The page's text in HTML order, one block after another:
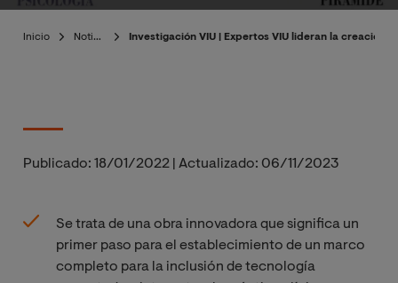
Inicio Noticias Investigación VIU | Expertos VIU lideran la creación
Publicado: 18/01/2022 Actualizado: 06/11/2023
Se trata de una obra innovadora que significa un
primer paso para el establecimiento de un marco
completo para la inclusión de tecnología